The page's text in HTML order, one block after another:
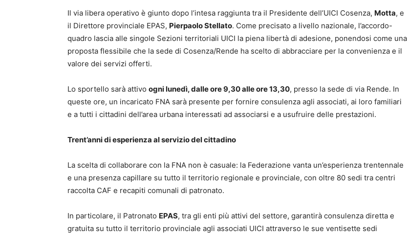
Il via libera operativo è giunto dopo l’intesa raggiunta tra il Presidente dell’UICI Cosenza, Motta, e
il Direttore provinciale EPAS, Pierpaolo Stellato. Come precisato a livello nazionale, l’accordo-
quadro lascia alle singole Sezioni territoriali UICI la piena libertà di adesione, ponendosi come una
proposta flessibile che la sede di Cosenza/Rende ha scelto di abbracciare per la convenienza e il
valore dei servizi offerti.
Lo sportello sarà attivo ogni lunedì, dalle ore 9,30 alle ore 13,30, presso la sede di via Rende. In
queste ore, un incaricato FNA sarà presente per fornire consulenza agli associati, ai loro familiari
e a tutti i cittadini dell’area urbana interessati ad associarsi e a usufruire delle prestazioni.
Trent’anni di esperienza al servizio del cittadino
La scelta di collaborare con la FNA non è casuale: la Federazione vanta un’esperienza trentennale
e una presenza capillare su tutto il territorio regionale e provinciale, con oltre 80 sedi tra centri
raccolta CAF e recapiti comunali di patronato.
In particolare, il Patronato EPAS, tra gli enti più attivi del settore, garantirà consulenza diretta e
gratuita su tutto il territorio provinciale agli associati UICI attraverso le sue ventisette sedi